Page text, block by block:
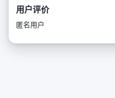
用户评价
匿名用户